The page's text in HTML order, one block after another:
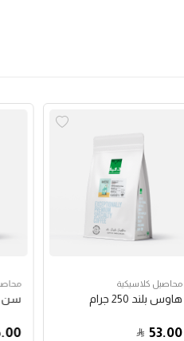
محاصيل كلاسيكية
هاوس بلند 250 جرام
53.00
سن ست